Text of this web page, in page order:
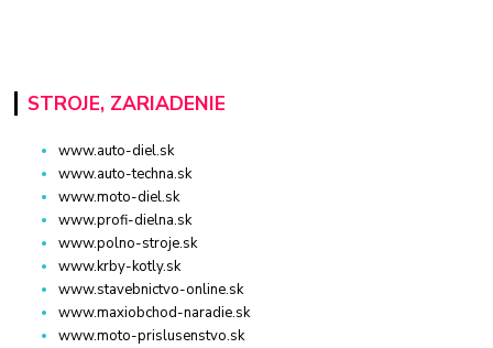
STROJE, ZARIADENIE
www.auto-diel.sk
www.auto-techna.sk
www.moto-diel.sk
www.profi-dielna.sk
www.polno-stroje.sk
www.krby-kotly.sk
www.stavebnictvo-online.sk
www.maxiobchod-naradie.sk
www.moto-prislusenstvo.sk